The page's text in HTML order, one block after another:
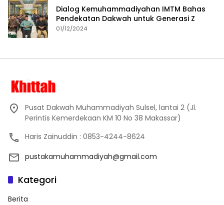
Dialog Kemuhammadiyahan IMTM Bahas
Pendekatan Dakwah untuk Generasi Z
01/12/2024
Pusat Dakwah Muhammadiyah Sulsel, lantai 2 (Jl.
Perintis Kemerdekaan KM 10 No 38 Makassar)
Haris Zainuddin : 0853-4244-8624
pustakamuhammadiyah@gmail.com
Kategori
Berita